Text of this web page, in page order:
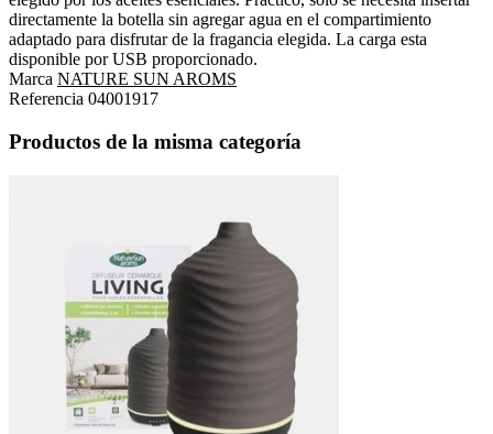
directamente la botella sin agregar agua en el compartimiento
adaptado para disfrutar de la fragancia elegida. La carga esta
disponible por USB proporcionado.
Marca NATURE SUN AROMS
Referencia 04001917
Productos de la misma categoría